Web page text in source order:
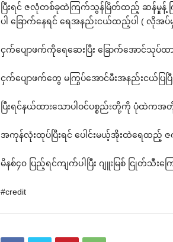
ပြီးရင် ဇလုံတစ်ခုထဲကြက်သွန်မြိတ်ထည့် ဆန်မှုန့်
ပါ ခြောက်နေရင် ရေအနည်းငယ်ထည့်ပါ ( လိုအ
ငှက်ပျောဖက်ကိုရေဆေးပြီး ခြောက်အောင်သုပ်ထာ
ငှက်ပျောဖက်တွေ မကြွပ်အောင်မီးအနည်းငယ်ပြ
ပြီးရင်နယ်ထားသောပါဝင်ပစ္စည်းတို့ကို ပုံထဲကအ
အကုန်လုံးထုပ်ပြီးရင် ပေါင်းမယ့်အိုးထဲရေထည့် ဇက
မိနစ်၄၀ ပြည့်ရင်ကျက်ပါပြီး ဂျူးမြစ် ငြုတ်သီးကြ
#credit